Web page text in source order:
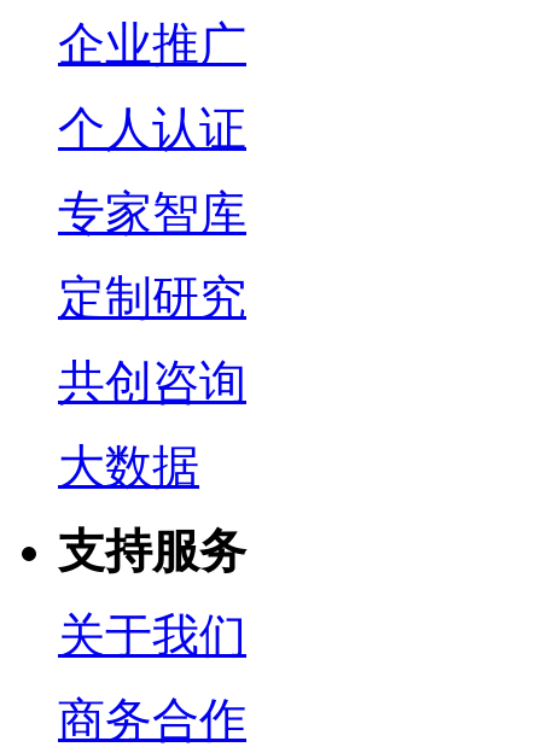
企业推广
个人认证
专家智库
定制研究
共创咨询
大数据
支持服务
关于我们
商务合作